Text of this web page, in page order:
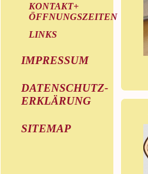
KONTAKT+
ÖFFNUNGSZEITEN
LINKS
IMPRESSUM
DATENSCHUTZ-
ERKLÄRUNG
SITEMAP